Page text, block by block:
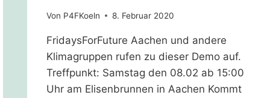
Von P4FKoeln 8. Februar 2020
FridaysForFuture Aachen und andere
Klimagruppen rufen zu dieser Demo auf.
Treffpunkt: Samstag den 08.02 ab 15:00
Uhr am Elisenbrunnen in Aachen Kommt